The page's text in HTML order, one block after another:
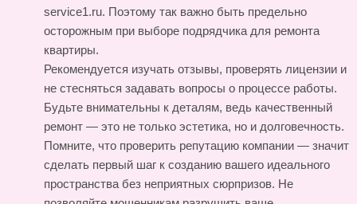
service1.ru. Поэтому так важно быть предельно
осторожным при выборе подрядчика для ремонта
квартиры.
Рекомендуется изучать отзывы, проверять лицензии и
не стесняться задавать вопросы о процессе работы.
Будьте внимательны к деталям, ведь качественный
ремонт — это не только эстетика, но и долговечность.
Помните, что проверить репутацию компании — значит
сделать первый шаг к созданию вашего идеального
пространства без неприятных сюрпризов. Не